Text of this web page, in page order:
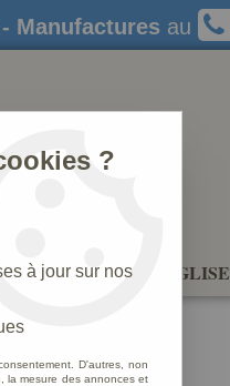
Manufactures au
D'ÉGLISE
?
à jour sur nos
D'autres, non
la mesure des annonces et